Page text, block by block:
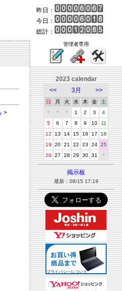
昨日：
今日：
総計：
管理者専用
>
2023 calendar
<<
3月 >>
日 月 火 水 木 金
土
＊
＊ ＊ 1 2 3
4
5
6 7 8 9 10
11
12
13 14 15 16 17
18
19
20 21 22 23 24 25
26
27 28 29 30 31 ＊
掲示板
最新：08/15 17:19